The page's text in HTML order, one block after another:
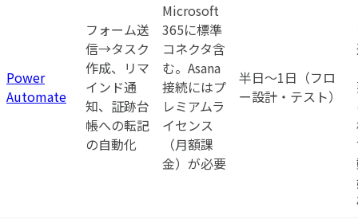
Power
Automate
フォーム送
信→タスク
作成、リマ
インド通
知、証跡台
帳への転記
の自動化
Microsoft
365に標準
コネクタ含
む。Asana
接続にはプ
レミアムラ
イセンス
（月額課
金）が必要
半日〜1日（フロ
ー設計・テスト）